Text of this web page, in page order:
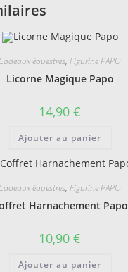
Cadeaux équestres, Figurine PAPO
Licorne Magique Papo
14,90 €
Ajouter au panier
Cadeaux équestres, Figurine PAPO
Harnachement Papo
10,90 €
Ajouter au panier